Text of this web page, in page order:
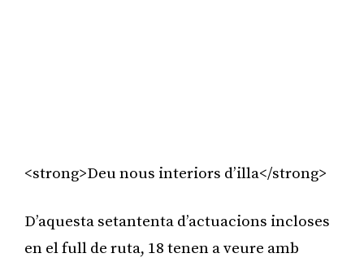
<strong>Deu nous interiors d’illa</strong>
D’aquesta setantenta d’actuacions incloses
en el full de ruta, 18 tenen a veure amb